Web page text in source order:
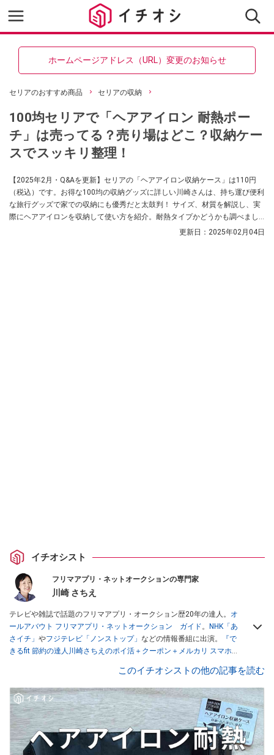
ホームページアドレス（URL）変更のお知らせ
セリアのおすすめ商品 セリアの収納
100均セリアで「ヘアアイロン 耐熱ポー
チ」は売ってる？売り場はどこ？収納ケー
スでスッキリ整理！
【2025年2月・Q&Aを更新】セリアの「ヘアアイロン収納ケース」は110円
（税込）です。お得な100均の収納グッズに詳しい川崎さんは、持ち運び便利
な旅行グッズで家での収納にも優秀だと太鼓判！ サイズ、材質を解説し、実
際にヘアアイロンを収納して使い方を紹介。耐熱タイプかどうかも調べまし
更新日： 2025年02月04日
イチオシスト
フリマアプリ・ネットオークションの専門家
川崎 さちえ
テレビや雑誌で話題のフリマアプリ・オークション歴20年の達人。 オ
ールアバウト フリマアプリ・ネットオークション ガイド。
NHK「あ
さイチ」 やフジテレビ「ノンストップ」 などの情報番組に出演。
『で
きるfit 節約の達人川崎さちえのポイ活＋クーポン＋メルカリ スマホで
スマホ1つでスキマ時間に効率的に稼ぐ！』（翔泳社刊） ほか著書多
数。ブログは「川崎さちえのごちゃまぜ日記」。
■経歴：2003年、夫が子育てをするために、突然会社を辞める。翌月
からの給料が０円になり、家にいながら、しかも空いた時間でできる
オークションに目をつける。しかし、取引の仕方がわからずに、まず
は落札者として参加。その後、出品者側にまわり、家の中の物を出品
しまくる。出品する物がほぼなくなってからは、仕入れを経験。ネッ
このイチオシストの他の記事を読む